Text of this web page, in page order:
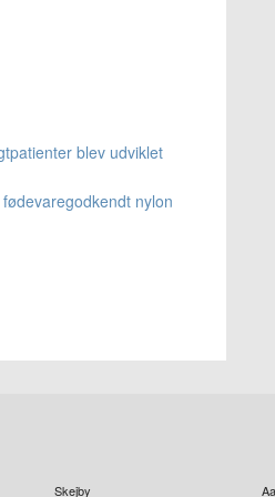
blev udviklet
nylon
Skejby